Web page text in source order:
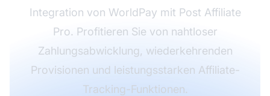
Integration von WorldPay mit Post Affiliate
Pro. Profitieren Sie von nahtloser
Zahlungsabwicklung, wiederkehrenden
Provisionen und leistungsstarken Affiliate-
Tracking-Funktionen.